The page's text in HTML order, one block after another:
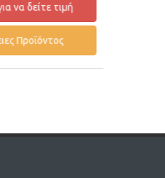
να δείτε τιμή
Προϊόντος